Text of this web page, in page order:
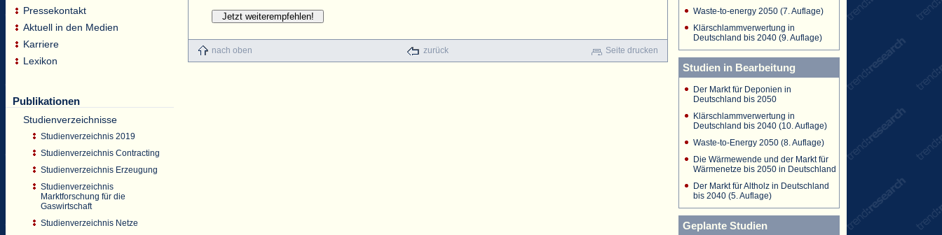
Pressekontakt
Aktuell in den Medien
Karriere
Lexikon
Publikationen
Studienverzeichnisse
Studienverzeichnis 2019
Studienverzeichnis Contracting
Studienverzeichnis Erzeugung
Studienverzeichnis
Marktforschung für die
Gaswirtschaft
Studienverzeichnis Netze
nach oben zurück Seite drucken
Waste-to-energy 2050 (7. Auflage)
Klärschlammverwertung in
Deutschland bis 2040 (9. Auflage)
Studien in Bearbeitung
Der Markt für Deponien in
Deutschland bis 2050
Klärschlammverwertung in
Deutschland bis 2040 (10. Auflage)
Waste-to-Energy 2050 (8. Auflage)
Die Wärmewende und der Markt für
Wärmenetze bis 2050 in Deutschland
Der Markt für Altholz in Deutschland
bis 2040 (5. Auflage)
Geplante Studien